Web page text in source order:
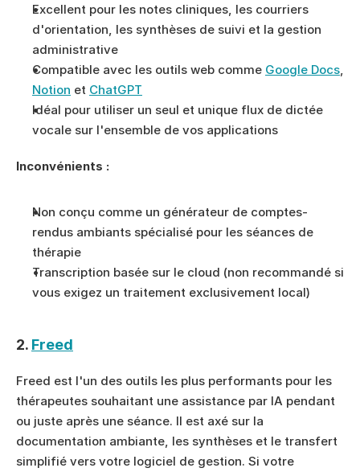
Excellent pour les notes cliniques, les courriers
d'orientation, les synthèses de suivi et la gestion
administrative
Compatible avec les outils web comme Google Docs
Notion et ChatGPT
Idéal pour utiliser un seul et unique flux de dictée
vocale sur l'ensemble de vos applications
Inconvénients :
Non conçu comme un générateur de comptes-
rendus ambiants spécialisé pour les séances de
thérapie
Transcription basée sur le cloud (non recommandé si
vous exigez un traitement exclusivement local)
2. Freed
Freed est l'un des outils les plus performants pour les
thérapeutes souhaitant une assistance par IA pendant
ou juste après une séance. Il est axé sur la
documentation ambiante, les synthèses et le transfert
simplifié vers votre logiciel de gestion. Si votre